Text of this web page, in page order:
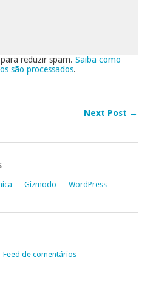
reduzir spam. Saiba como
são processados.
Next Post →
Gizmodo WordPress
Feed de comentários